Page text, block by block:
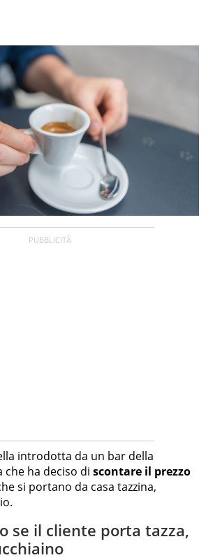
introdotta da un bar della
che ha deciso di scontare il prezzo
si portano da casa tazzina,
se il cliente porta tazza,